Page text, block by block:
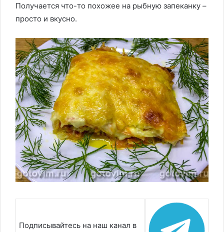
Получается что-то похожее на рыбную запеканку –
просто и вкусно.
Подписывайтесь на наш канал в